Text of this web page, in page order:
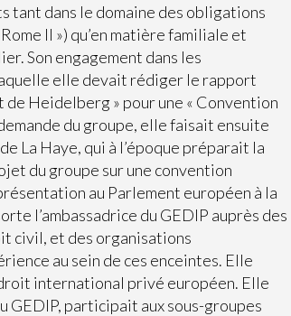
tant dans le domaine des obligations
II ») qu’en matière familiale et
Son engagement dans les
elle devait rédiger le rapport
Heidelberg » pour une « Convention
du groupe, elle faisait ensuite
La Haye, qui à l’époque préparait la
du groupe sur une convention
au Parlement européen à la
l’ambassadrice du GEDIP auprès des
civil, et des organisations
au sein de ces enceintes. Elle
international privé européen. Elle
GEDIP, participait aux sous-groupes